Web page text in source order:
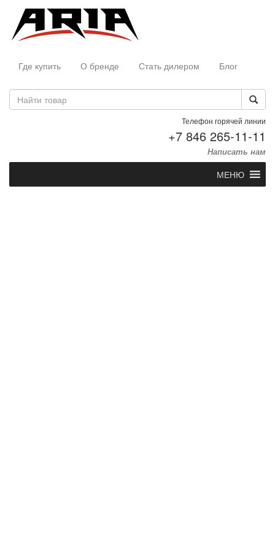
Где купить О бренде Стать дилером Блог
Телефон горячей линии
+7 846 265-11-11
Написать нам
МЕНЮ